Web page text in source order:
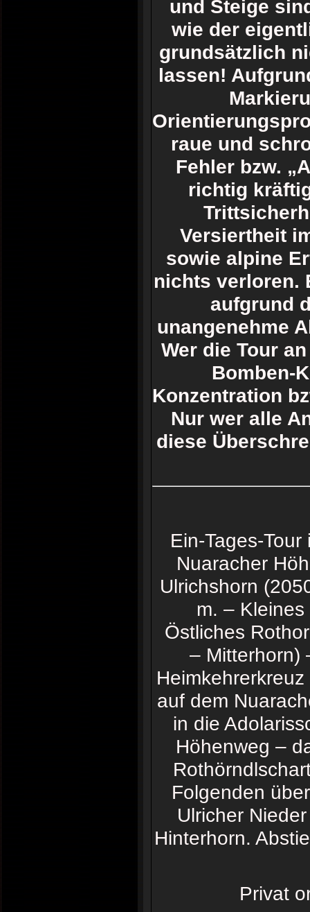
und Steige
wie der
grundsätzlich
lassen!
raue und
Fehler bzw.
richtig
Versiertheit
sowie alpine
nichts verloren.
aufgrund
unangenehme
Wer die Tour
Bomben-
Konzentration
Nur wer alle
diese
Ein-Tages-
Nuaracher
Ulrichshorn
m. –
Östliches
– Mitterhorn)
auf dem
in die
Höhenweg –
Folgenden
Ulricher
Hinterhorn.
Privat